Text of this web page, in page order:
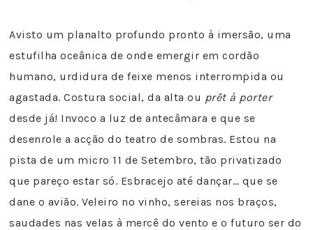
Avisto um planalto profundo pronto à imersão, uma
estufilha oceânica de onde emergir em cordão
humano, urdidura de feixe menos interrompida ou
agastada. Costura social, da alta ou prêt à porter
desde já! Invoco a luz de antecâmara e que se
desenrole a acção do teatro de sombras. Estou na
pista de um micro 11 de Setembro, tão privatizado
que pareço estar só. Esbracejo até dançar… que se
dane o avião. Veleiro no vinho, sereias nos braços,
saudades nas velas à mercê do vento e o futuro ser do